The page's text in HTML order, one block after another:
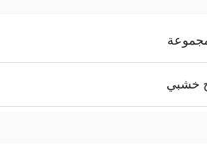
خشبي